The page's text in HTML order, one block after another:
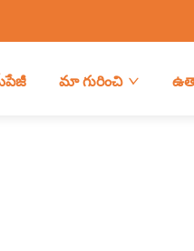
మా గురించి